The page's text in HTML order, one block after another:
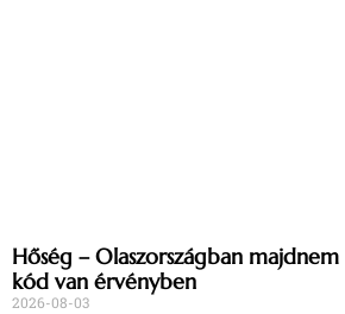
Hőség – Olaszországban
kód van érvényben
2026-08-03